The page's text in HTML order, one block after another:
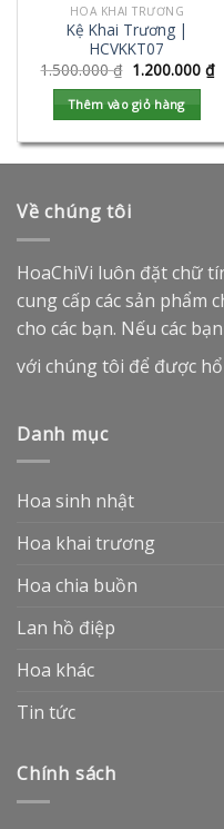
HOA KHAI TRƯƠNG
Kệ Khai Trương |
HCVKKT07
1.500.000₫ 1.200.000 ₫
Thêm vào giỏ hàng
Về chúng tôi
HoaChiVi luôn đặt chữ
cung cấp các sản phẩm
cho các bạn. Nếu các
với chúng tôi để được
Danh mục
Hoa sinh nhật
Hoa khai trương
Hoa chia buồn
Lan hồ điệp
Hoa khác
Tin tức
Chính sách